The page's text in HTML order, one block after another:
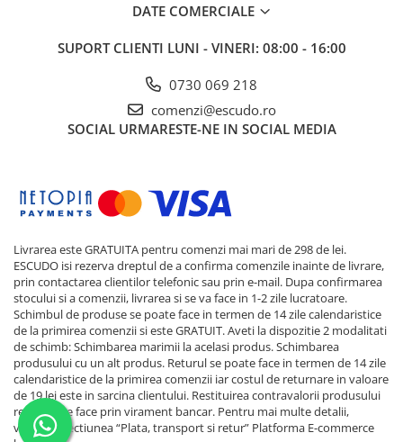
DATE COMERCIALE
SUPORT CLIENTI LUNI - VINERI: 08:00 - 16:00
0730 069 218
comenzi@escudo.ro
SOCIAL URMARESTE-NE IN SOCIAL MEDIA
Livrarea este GRATUITA pentru comenzi mai mari de 298 de lei.
ESCUDO isi rezerva dreptul de a confirma comenzile inainte de livrare,
prin contactarea clientilor telefonic sau prin e-mail. Dupa confirmarea
stocului si a comenzii, livrarea si se va face in 1-2 zile lucratoare.
Schimbul de produse se poate face in termen de 14 zile calendaristice
de la primirea comenzii si este GRATUIT. Aveti la dispozitie 2 modalitati
de schimb: Schimbarea marimii la acelasi produs. Schimbarea
produsului cu un alt produs. Returul se poate face in termen de 14 zile
calendaristice de la primirea comenzii iar costul de returnare in valoare
de 19 lei este in sarcina clientului. Restituirea contravalorii produsului
returnat se face prin virament bancar. Pentru mai multe detalii,
verificati sectiunea “Plata, transport si retur” Platforma E-commerce